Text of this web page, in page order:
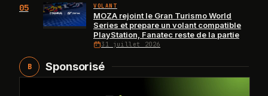
05 VOLANT
MOZA rejoint le Gran Turismo World
Series et prepare un volant compatible
PlayStation, Fanatec reste de la partie
31 juillet 2026
B Sponsorisé